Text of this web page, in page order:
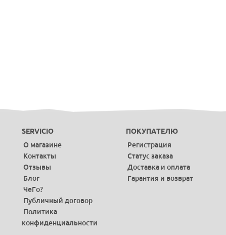
SERVICIO
О магазине
Контакты
Отзывы
Блог
ЧеГо?
Публичный договор
Политика
конфиденциальности
ПОКУПАТЕЛЮ
Регистрация
Статус заказа
Доставка и оплата
Гарантия и возврат